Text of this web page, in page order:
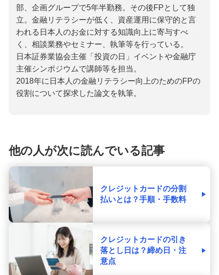
部、企画グループで5年半勤務。その後FPとして独
立。金融リテラシーが低く、資産運用に保守的と言
われる日本人のお金に対する知識向上に寄与すべ
く、相談業務やセミナー、執筆等を行っている。
日本証券業協会主催「投資の日」イベントや金融庁
主催シンポジウムで講師等を担当。
2018年に日本人の金融リテラシー向上のためのFPの
役割について探求した論文を執筆。
他の人が次に読んでいる記事
クレジットカードの分割
払いとは？手順・手数料
クレジットカードの引き
落とし日は？締め日・注
意点